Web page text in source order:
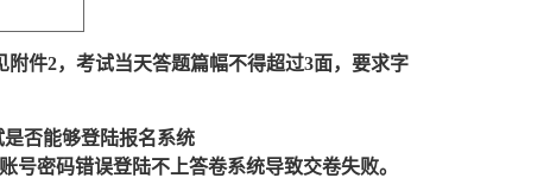
件2，考试当天答题篇幅不得超过3面，要求字
否能够登陆报名系统
号密码错误登陆不上答卷系统导致交卷失败。